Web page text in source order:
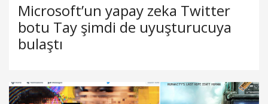
Microsoft’un yapay zeka Twitter
botu Tay şimdi de uyuşturucuya
bulaştı